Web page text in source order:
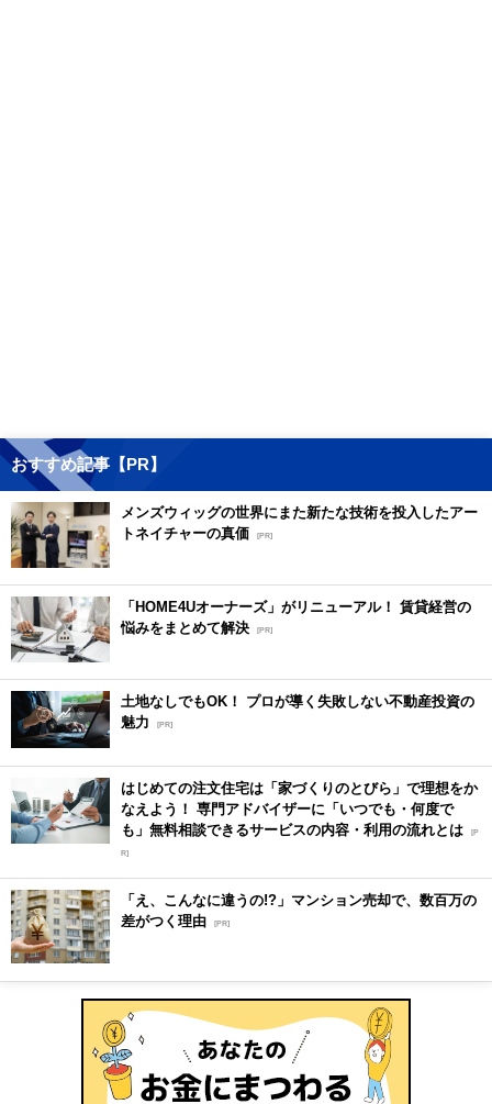
おすすめ記事【PR】
メンズウィッグの世界にまた新たな技術を投入したアー
トネイチャーの真価 [PR]
「HOME4Uオーナーズ」がリニューアル！ 賃貸経営の
悩みをまとめて解決 [PR]
土地なしでもOK！ プロが導く失敗しない不動産投資の
魅力
[PR]
はじめての注文住宅は「家づくりのとびら」で理想をか
なえよう！ 専門アドバイザーに「いつでも・何度で
も」無料相談できるサービスの内容・利用の流れとは [P
R]
「え、こんなに違うの!?」マンション売却で、数百万の
差がつく理由 [PR]